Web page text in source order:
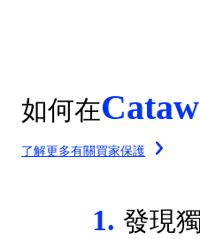
如何在
了解更多有關買家保護
1. 發現